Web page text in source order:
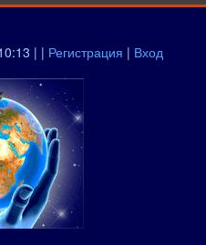
| | Регистрация | Вход